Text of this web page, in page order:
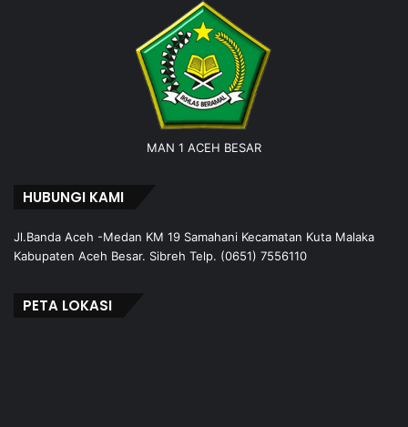
MAN 1 ACEH BESAR
HUBUNGI KAMI
Jl.Banda Aceh -Medan KM 19 Samahani Kecamatan Kuta Malaka
Kabupaten Aceh Besar. Sibreh Telp. (0651) 7556110
PETA LOKASI